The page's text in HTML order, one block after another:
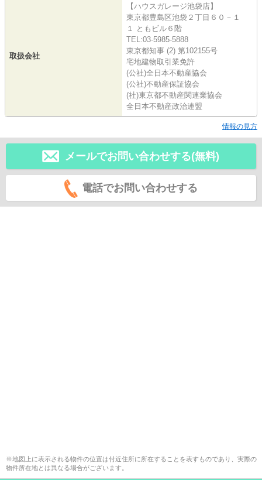
取扱会社
【ハウスガレージ池袋店】
東京都豊島区池袋２丁目６０－１
１ ともビル６階
TEL:03-5985-5888
東京都知事 (2) 第102155号
宅地建物取引業免許
(公社)全日本不動産協会
(公社)不動産保証協会
(社)東京都不動産関連業協会
全日本不動産政治連盟
情報の見方
メールでお問い合わせする(無料)
電話でお問い合わせする
※地図上に表示される物件の位置は付近住所に所在することを表すものであり、実際の
物件所在地とは異なる場合がございます。